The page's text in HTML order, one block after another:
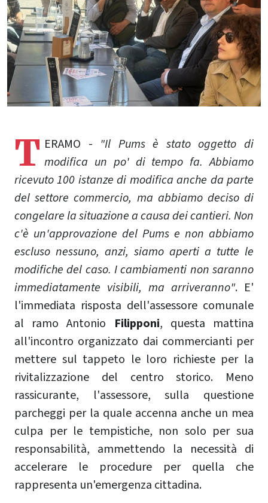
T ERAMO - "Il Pums è stato oggetto di
modifica un po' di tempo fa. Abbiamo
ricevuto 100 istanze di modifica anche da parte
del settore commercio, ma abbiamo deciso di
congelare la situazione a causa dei cantieri. Non
c'è un'approvazione del Pums e non abbiamo
escluso nessuno, anzi, siamo aperti a tutte le
modifiche del caso. I cambiamenti non saranno
immediatamente visibili, ma arriveranno". E'
l'immediata risposta dell'assessore comunale
al ramo Antonio Filipponi, questa mattina
all'incontro organizzato dai commercianti per
mettere sul tappeto le loro richieste per la
rivitalizzazione del centro storico. Meno
rassicurante, l'assessore, sulla questione
parcheggi per la quale accenna anche un mea
culpa per le tempistiche, non solo per sua
responsabilità, ammettendo la necessità di
accelerare le procedure per quella che
rappresenta un'emergenza cittadina.